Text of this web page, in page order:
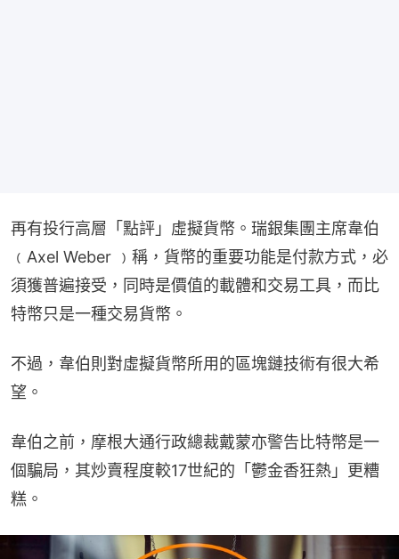
再有投行高層「點評」虛擬貨幣。瑞銀集團主席韋伯
﹙Axel Weber ﹚稱，貨幣的重要功能是付款方式，必
須獲普遍接受，同時是價值的載體和交易工具，而比
特幣只是一種交易貨幣。
不過，韋伯則對虛擬貨幣所用的區塊鏈技術有很大希
望。
韋伯之前，摩根大通行政總裁戴蒙亦警告比特幣是一
個騙局，其炒賣程度較17世紀的「鬱金香狂熱」更糟
糕。